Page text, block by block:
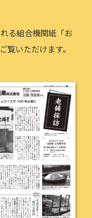
る組合機関紙「お
覧いただけます。